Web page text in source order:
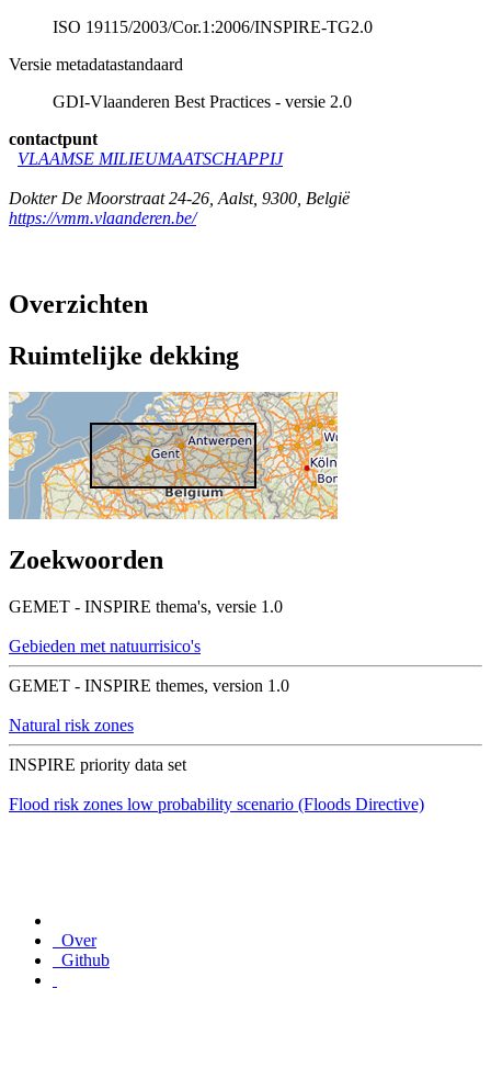
ISO 19115/2003/Cor.1:2006/INSPIRE-TG2.0
Versie metadatastandaard
GDI-Vlaanderen Best Practices - versie 2.0
contactpunt
VLAAMSE MILIEUMAATSCHAPPIJ
Dokter De Moorstraat 24-26 Aalst, 9300 België
https://vmm.vlaanderen.be/
Overzichten
Ruimtelijke dekking
Zoekwoorden
GEMET - INSPIRE thema's, versie 1.0
Gebieden met natuurrisico's
GEMET - INSPIRE themes, version 1.0
Natural risk zones
INSPIRE priority data set
Flood risk zones low probability scenario (Floods Directive)
Over
Github